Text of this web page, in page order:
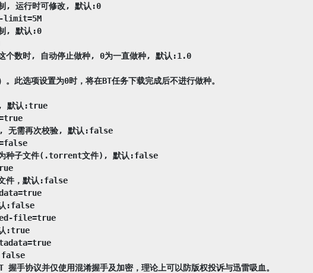
, 运行时可修改, 默认:0
limit=5M
, 默认:0
个数时, 自动停止做种, 0为一直做种, 默认:1.0
。此选项设置为0时，将在BT任务下载完成后不进行做种。
, 默认:true
, 无需再次校验, 默认:false
为种子文件(.torrent文件), 默认:false
件，默认:false
认:false
file=true
认:true
false
握手协议并仅使用混淆握手及加密，理论上可以防版权投诉与迅雷吸血。